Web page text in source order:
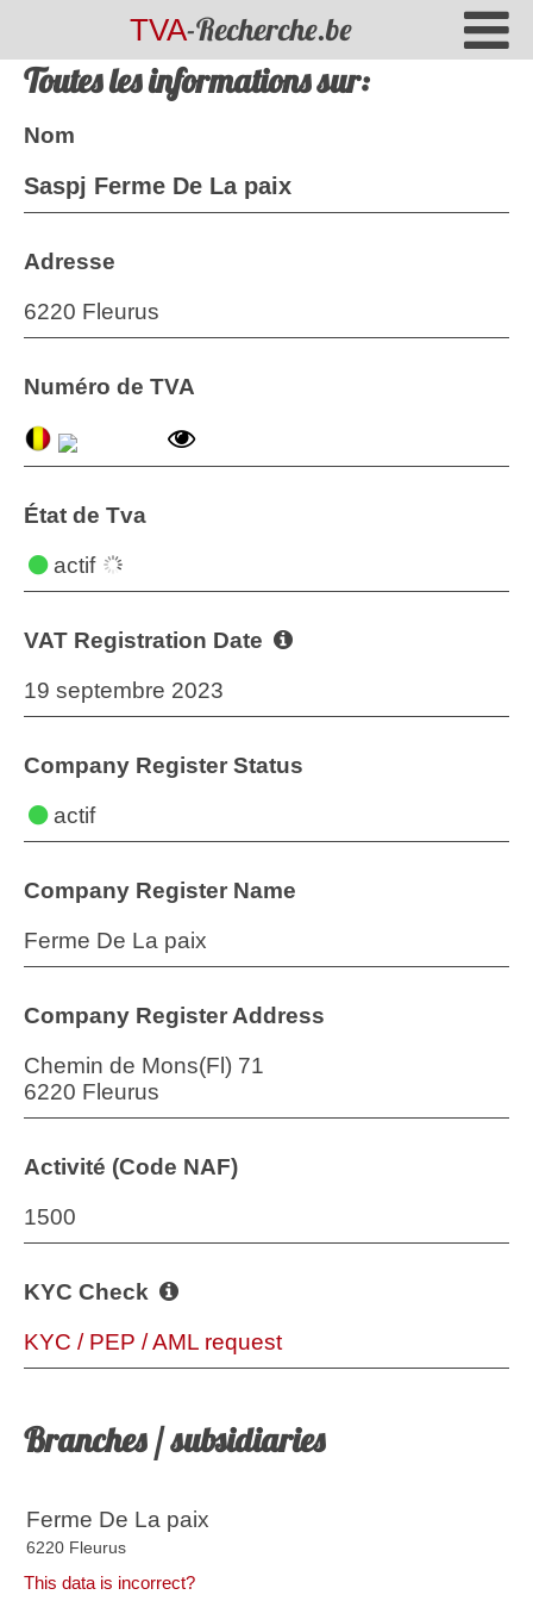
TVA-Recherche.be
Toutes les informations sur:
Nom
Saspj Ferme De La paix
Adresse
6220 Fleurus
Numéro de TVA
État de Tva
actif
VAT Registration Date
19 septembre 2023
Company Register Status
actif
Company Register Name
Ferme De La paix
Company Register Address
Chemin de Mons(Fl) 71
6220 Fleurus
Activité (Code NAF)
1500
KYC Check
KYC / PEP / AML request
Branches / subsidiaries
Ferme De La paix
6220 Fleurus
This data is incorrect?